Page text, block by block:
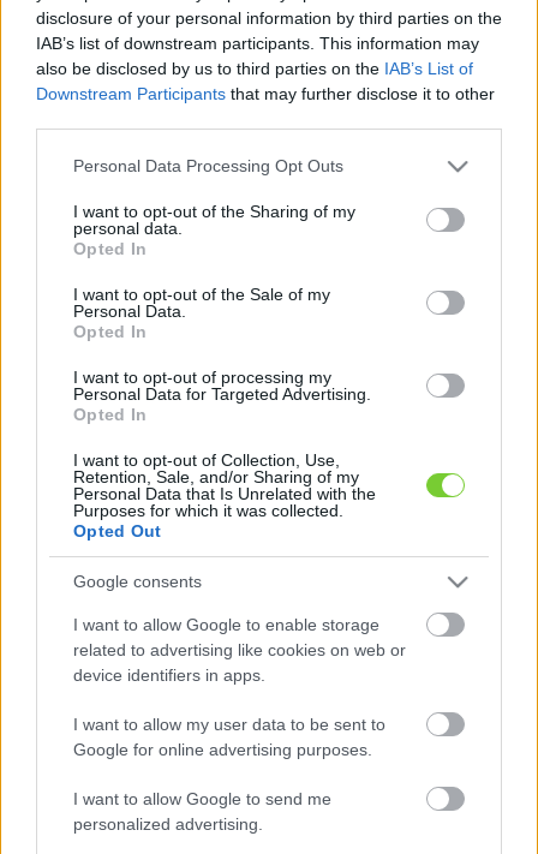
disclosure of your personal information by third parties on the
IAB’s list of downstream participants. This information may
also be disclosed by us to third parties on the IAB’s List of
Downstream Participants that may further disclose it to other
Please note that this website/app uses one or more Google
not limited to your visit or usage behaviour. You may click to
grant or deny consent to Google and its third-party tags to
use your data for below specified purposes in below Google
consent section.
Personal Data Processing Opt Outs
I want to opt-out of the Sharing of my
personal data.
Opted In
I want to opt-out of the Sale of my
Personal Data.
Opted In
I want to opt-out of processing my
Personal Data for Targeted Advertising.
Opted In
I want to opt-out of Collection, Use,
Retention, Sale, and/or Sharing of my
Personal Data that Is Unrelated with the
Purposes for which it was collected.
Opted Out
Google consents
I want to allow Google to enable storage
related to advertising like cookies on web or
device identifiers in apps.
I want to allow my user data to be sent to
Google for online advertising purposes.
I want to allow Google to send me
personalized advertising.
Felhasználónév
Jelszó
rám
Elfelejtette jelszavát?
Elfelejtette felhasználónevét?
Regisztráció
Bejelentkezés
faiskola.hu
Kertészeti, kerti termékek és szolgáltatások térképes
szaknévsora
MI A FAISKOLA.HU?
143
14
13
16
12
7
8
6
2
3
9
14
4
2
143
14
13
16
12
7
6
3
14
2